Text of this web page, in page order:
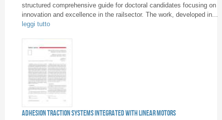
structured comprehensive guide for doctoral candidates focusing on
innovation and excellence in the railsector. The work, developed in...
leggi tutto
Adhesion traction systems integrated with linear motors